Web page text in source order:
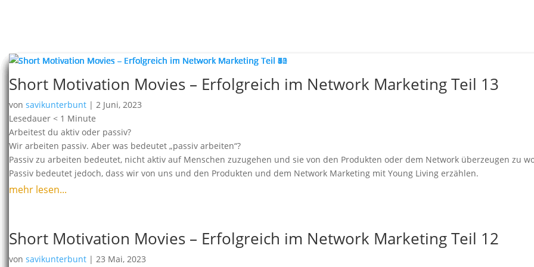
Short Motivation Movies – Erfolgreich im Network Marketing Teil 13
von savikunterbunt | 2 Juni, 2023
Lesedauer < 1 Minute
Arbeitest du aktiv oder passiv?
Wir arbeiten passiv. Aber was bedeutet „passiv arbeiten“?
Passiv zu arbeiten bedeutet, nicht aktiv auf Menschen zuzugehen und sie von den Produkten oder dem Network überzeugen zu
Passiv bedeutet jedoch, dass wir von uns und den Produkten und dem Network Marketing mit Young Living erzählen.
mehr lesen...
Short Motivation Movies – Erfolgreich im Network Marketing Teil 12
von savikunterbunt | 23 Mai, 2023